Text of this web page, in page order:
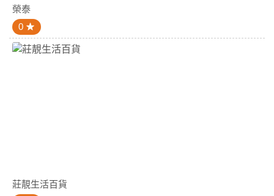
榮泰
0
莊靚生活百貨